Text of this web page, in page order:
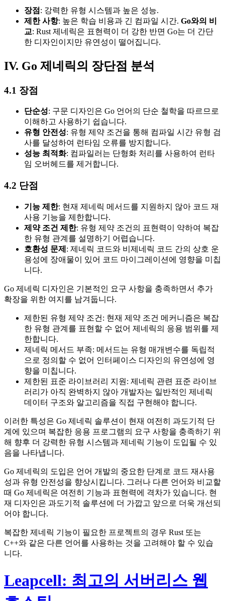
장점 : 강력한 유형 시스템과 높은 성능.
제한 사항: 높은 학습 비용과 긴 컴파일 시간. Go와의 비
교: Rust 제네릭은 표현력이 더 강한 반면 Go는 더 간단
한 디자인이지만 유연성이 떨어집니다.
IV. Go 제네릭의 장단점 분석
4.1 장점
단순성: 구문 디자인은 Go 언어의 단순 철학을 따르므로
이해하고 사용하기 쉽습니다.
유형 안전성: 유형 제약 조건을 통해 컴파일 시간 유형 검
사를 달성하여 런타임 오류를 방지합니다.
성능 최적화: 컴파일러는 단형화 처리를 사용하여 런타
임 오버헤드를 제거합니다.
4.2 단점
기능 제한: 현재 제네릭 메서드를 지원하지 않아 코드 재
사용 기능을 제한합니다.
제약 조건 제한: 유형 제약 조건의 표현력이 약하여 복잡
한 유형 관계를 설명하기 어렵습니다.
호환성 문제 : 제네릭 코드와 비제네릭 코드 간의 상호 운
용성에 장애물이 있어 코드 마이그레이션에 영향을 미칩
니다.
Go 제네릭 디자인은 기본적인 요구 사항을 충족하면서 추가
확장을 위한 여지를 남겨둡니다.
제한된 유형 제약 조건: 현재 제약 조건 메커니즘은 복잡
한 유형 관계를 표현할 수 없어 제네릭의 응용 범위를 제
한합니다.
제네릭 메서드 부족: 메서드는 유형 매개변수를 독립적
으로 정의할 수 없어 인터페이스 디자인의 유연성에 영
향을 미칩니다.
제한된 표준 라이브러리 지원: 제네릭 관련 표준 라이브
러리가 아직 완벽하지 않아 개발자는 일반적인 제네릭
데이터 구조와 알고리즘을 직접 구현해야 합니다.
이러한 특성은 Go 제네릭 솔루션이 현재 여전히 과도기적 단
계에 있으며 복잡한 응용 프로그램의 요구 사항을 충족하기 위
해 향후 더 강력한 유형 시스템과 제네릭 기능이 도입될 수 있
음을 나타냅니다.
Go 제네릭의 도입은 언어 개발의 중요한 단계로 코드 재사용
성과 유형 안전성을 향상시킵니다. 그러나 다른 언어와 비교할
때 Go 제네릭은 여전히 기능과 표현력에 격차가 있습니다. 현
재 디자인은 과도기적 솔루션에 더 가깝고 앞으로 더욱 개선되
어야 합니다.
복잡한 제네릭 기능이 필요한 프로젝트의 경우 Rust 또는
C++와 같은 다른 언어를 사용하는 것을 고려해야 할 수 있습
니다.
Leapcell: 최고의 서버리스 웹